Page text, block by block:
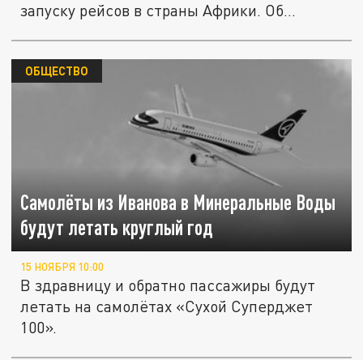
запуску рейсов в страны Африки. Об...
Самолёты из Иванова в Минеральные Воды
будут летать круглый год
ОБЩЕСТВО
15 НОЯБРЯ 10:00
В здравницу и обратно пассажиры будут
летать на самолётах «Сухой Суперджет
100».